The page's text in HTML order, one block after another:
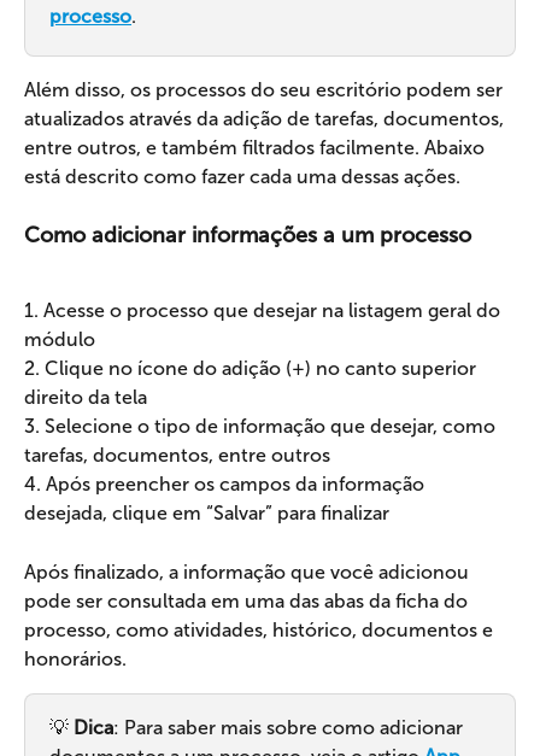
processo.
Além disso, os processos do seu escritório podem ser
atualizados através da adição de tarefas, documentos,
entre outros, e também filtrados facilmente. Abaixo
está descrito como fazer cada uma dessas ações.
Como adicionar informações a um processo
1. Acesse o processo que desejar na listagem geral do
módulo
2. Clique no ícone do adição (+) no canto superior
direito da tela
3. Selecione o tipo de informação que desejar, como
tarefas, documentos, entre outros
4. Após preencher os campos da informação
desejada, clique em “Salvar” para finalizar
Após finalizado, a informação que você adicionou
pode ser consultada em uma das abas da ficha do
processo, como atividades, histórico, documentos e
honorários.
💡 Dica: Para saber mais sobre como adicionar